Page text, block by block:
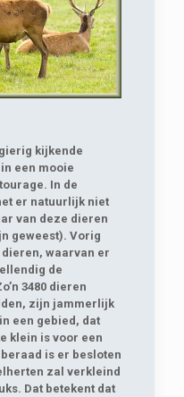
kijkende
een mooie
In de
er natuurlijk niet
van deze dieren
geweest). Vorig
waarvan er
de
3480 dieren
zijn jammerlijk
een gebied, dat
klein is voor een
is er besloten
zal verkleind
Dat betekent dat